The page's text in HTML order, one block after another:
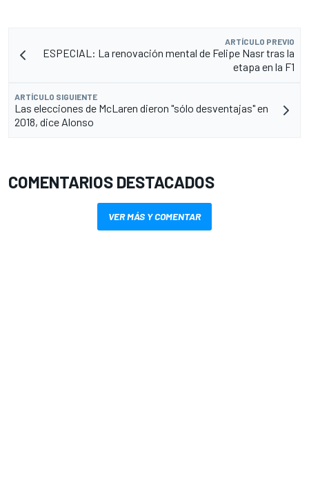
ARTÍCULO PREVIO
ESPECIAL: La renovación mental de Felipe Nasr tras la
etapa en la F1
ARTÍCULO SIGUIENTE
Las elecciones de McLaren dieron "sólo desventajas" en
2018, dice Alonso
COMENTARIOS DESTACADOS
VER MÁS Y COMENTAR